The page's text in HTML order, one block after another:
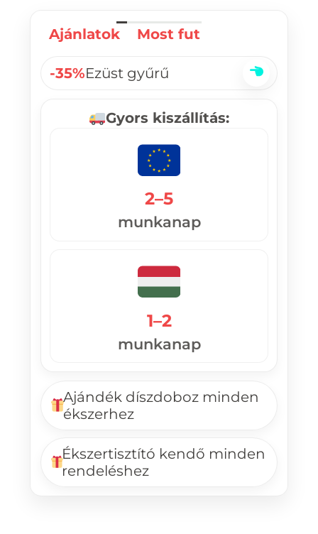
Ajánlatok Most fut
-35%Ezüst gyűrű
Gyors kiszállítás:
1–2
munkanap
2–5
munkanap
Ajándék díszdoboz minden
ékszerhez
Ékszertisztító kendő minden
rendeléshez